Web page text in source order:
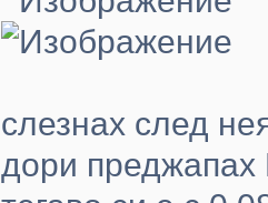
слезнах след
дори преджапах